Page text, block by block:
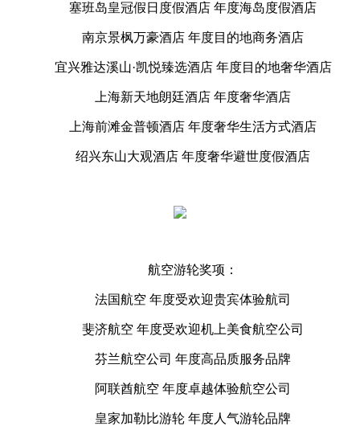
塞班岛皇冠假日度假酒店 年度海岛度假酒店
南京景枫万豪酒店 年度目的地商务酒店
宜兴雅达溪山·凯悦臻选酒店 年度目的地奢华酒店
上海新天地朗廷酒店 年度奢华酒店
上海前滩金普顿酒店 年度奢华生活方式酒店
绍兴东山大观酒店 年度奢华避世度假酒店
航空游轮奖项：
法国航空 年度受欢迎贵宾体验航司
斐济航空 年度受欢迎机上美食航空公司
芬兰航空公司 年度高品质服务品牌
阿联酋航空 年度卓越体验航空公司
皇家加勒比游轮 年度人气游轮品牌